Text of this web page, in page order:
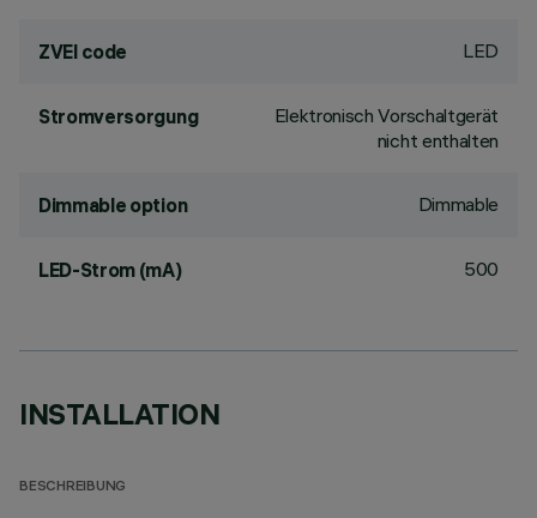
ZVEI code LED
Stromversorgung
Elektronisch Vorschaltgerät
nicht enthalten
Dimmable option Dimmable
LED-Strom (mA) 500
INSTALLATION
BESCHREIBUNG